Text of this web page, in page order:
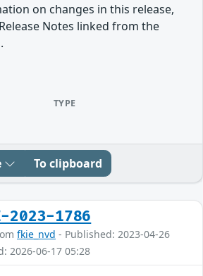
on changes in this release,
Notes linked from the
TYPE
To clipboard
2023-1786
fkie_nvd - Published: 2023-04-26
2026-06-17 05:28